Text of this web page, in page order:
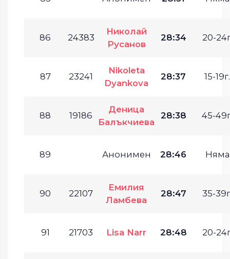
86 24383
Николай
Русанов
28:34 20-
87 23241
Nikoleta
Dyankova
28:37 15-19г.
88 19186
Деница
Балъкчиева
28:38 45-
89 Анонимен 28:46 Няма
90 22107
Емилия
Ламбева
28:47 35-
91 21703 Lisa Narr 28:48 20-